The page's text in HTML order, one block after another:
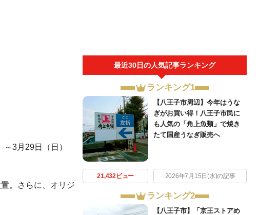
3月29日（日）
。さらに、オリジ
最近30日の人気記事ランキング
ランキング1
【八王子市周辺】今年はうな
ぎがお買い得！八王子市民に
も人気の「角上魚類」で焼き
たて国産うなぎ販売へ
21,432ビュー 2026年7月15日(水)の記事
ランキング2
【八王子市】「京王ストアめ